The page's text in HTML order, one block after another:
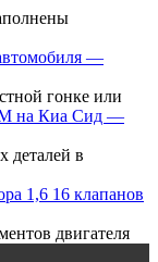
—
гонке или
на Киа Сид —
деталей в
1,6 16 клапанов
двигателя